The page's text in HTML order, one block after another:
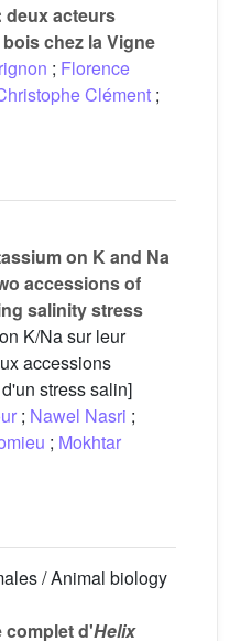
deux acteurs
chez la Vigne
; Florence
Clément ;
on K and Na
accessions of
salinity stress
K/Na sur leur
accessions
stress salin]
; Nawel Nasri ;
; Mokhtar
/ Animal biology
complet d'Helix